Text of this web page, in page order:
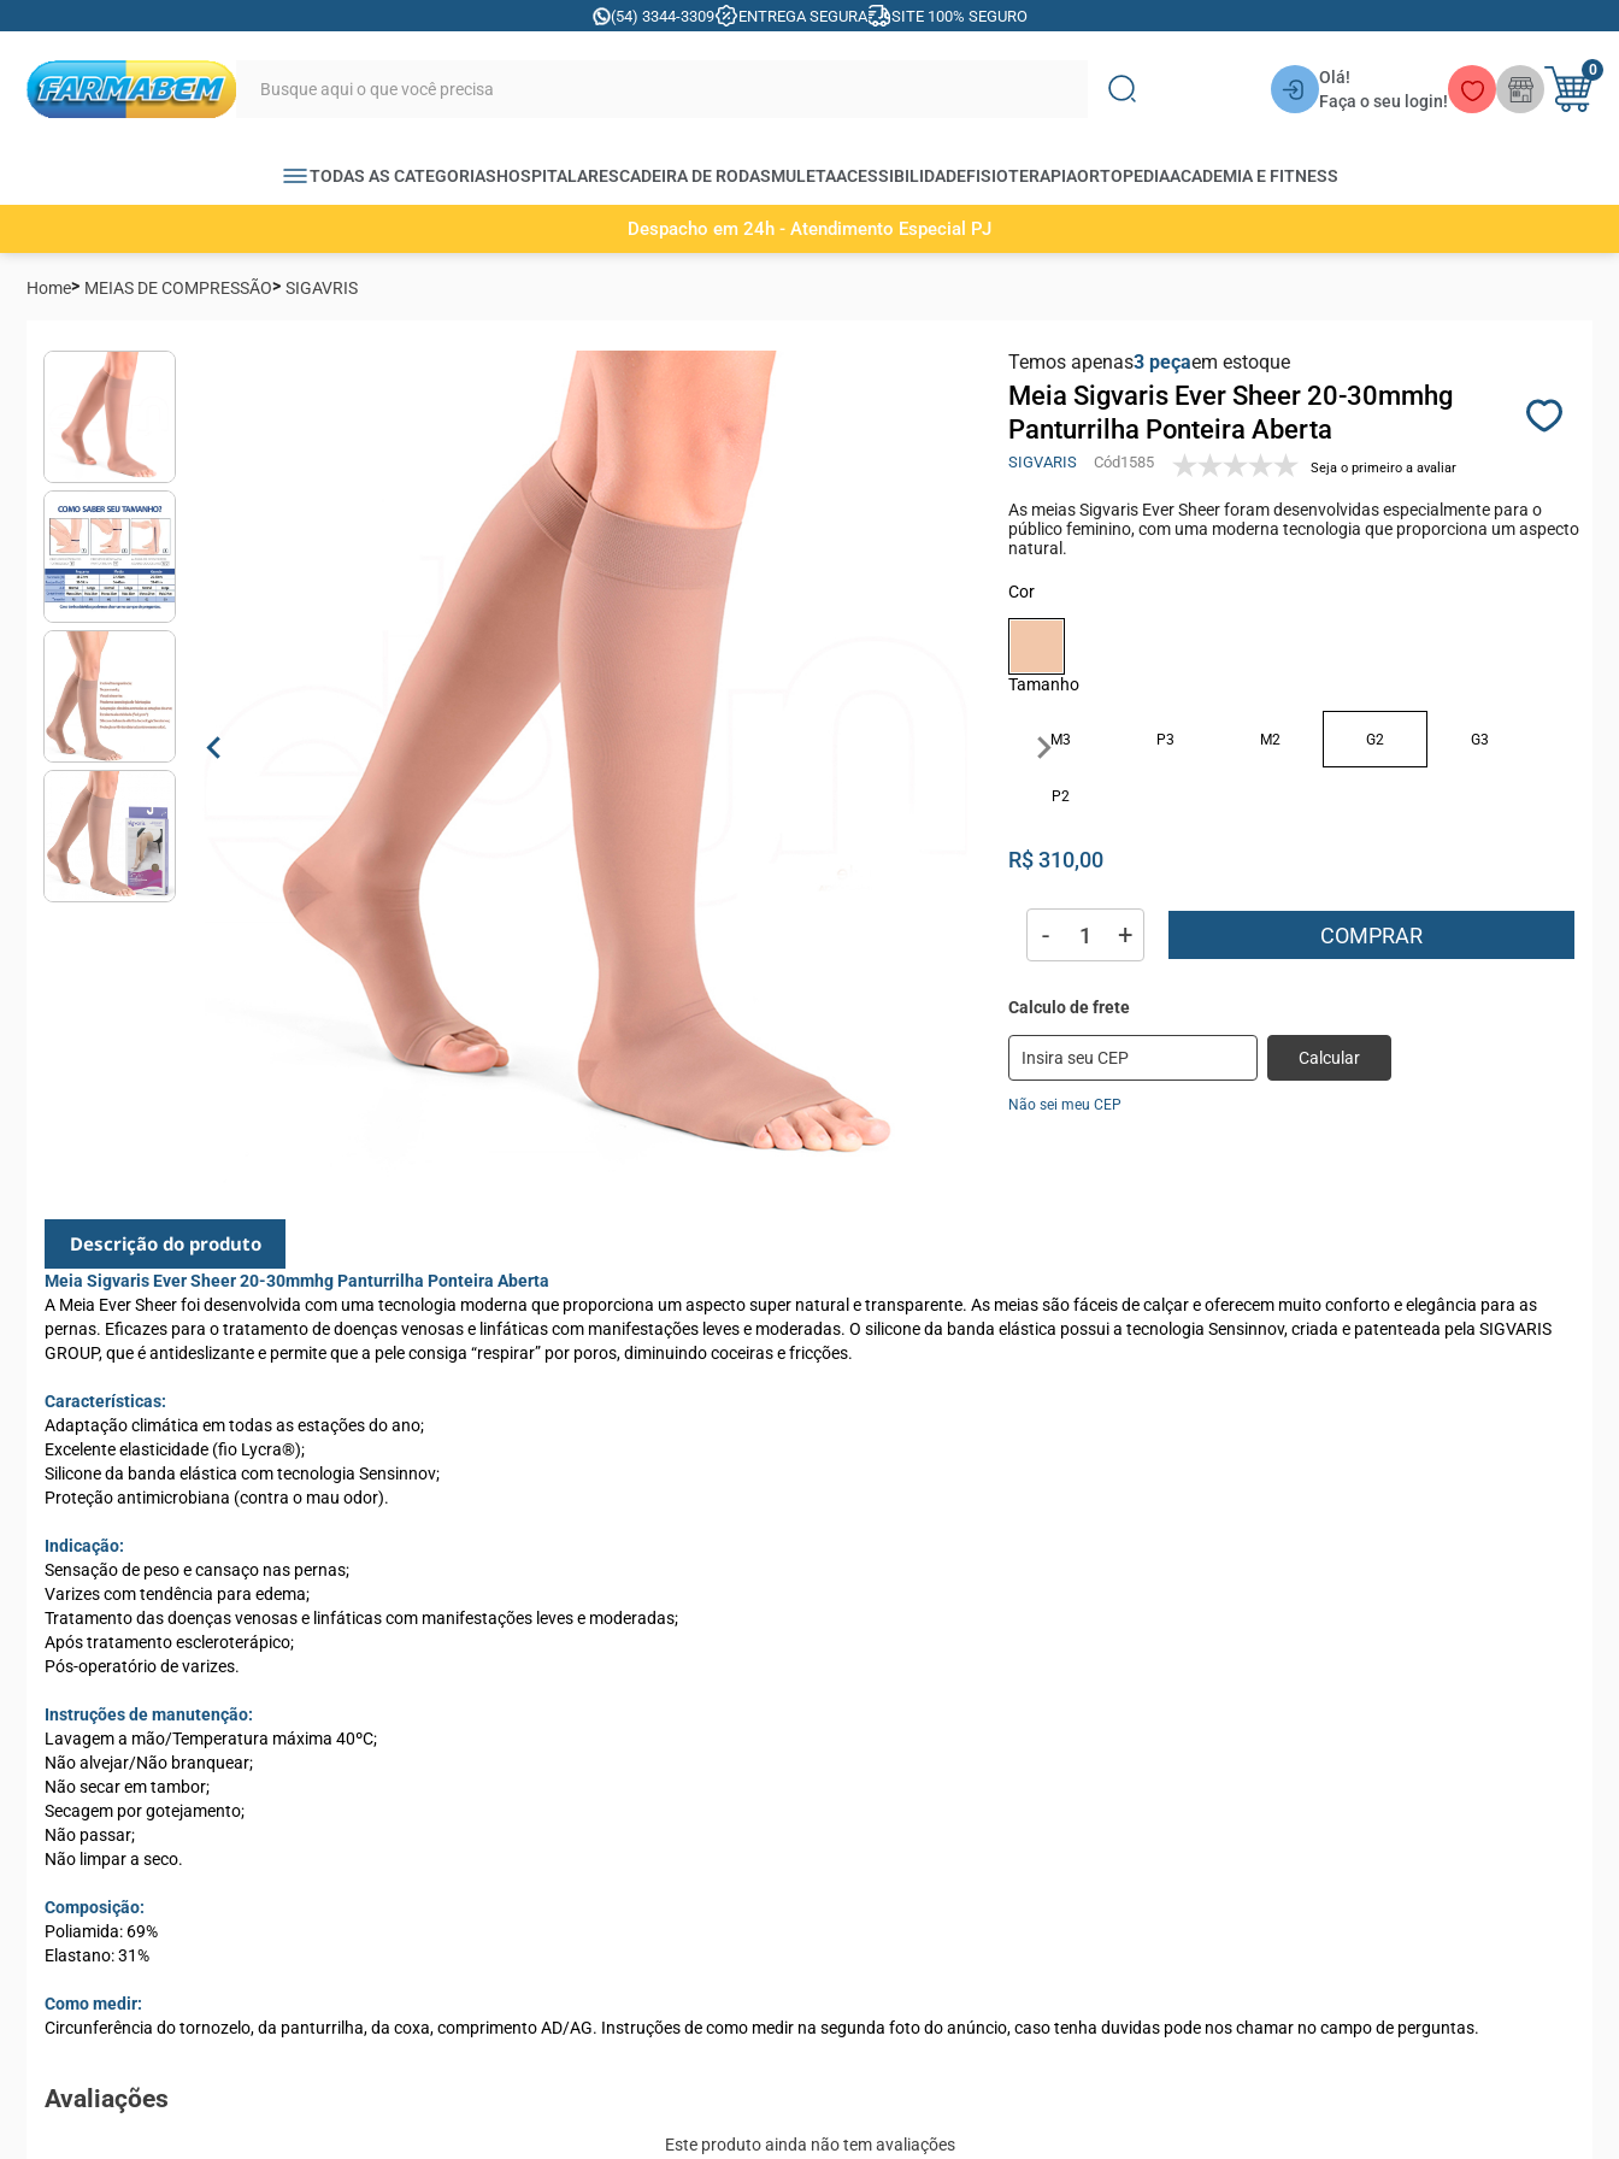
(54) 3344-3309 ENTREGA SEGURA SITE 100% SEGURO
Olá!
Faça o seu login!
0
TODAS AS CATEGORIASHOSPITALARESCADEIRA DE RODASMULETAACESSIBILIDADEFISIOTERAPIAORTOPEDIAACADEMIA E FITNESS
Despacho em 24h - Atendimento Especial PJ
Home MEIAS DE COMPRESSÃO SIGAVRIS
Temos apenas3 em estoque
Meia Sigvaris Ever Sheer 20-30mmhg
Panturrilha Ponteira Aberta
SIGVARIS 1585 Seja o primeiro a avaliar
As meias Sigvaris Ever Sheer foram desenvolvidas especialmente para o
público feminino, com uma moderna tecnologia que proporciona um aspecto
natural.
Cor
Tamanho
M3 P3 M2 G2 G3
P2
R$ 310,00
- + COMPRAR
Calcular
Não sei meu CEP
Descrição do produto
Meia Sigvaris Ever Sheer 20-30mmhg Panturrilha Ponteira Aberta
A Meia Ever Sheer foi desenvolvida com uma tecnologia moderna que proporciona um aspecto super natural e transparente. As meias são fáceis de calçar e oferecem muito conforto e elegância para as
pernas. Eficazes para o tratamento de doenças venosas e linfáticas com manifestações leves e moderadas. O silicone da banda elástica possui a tecnologia Sensinnov, criada e patenteada pela SIGVARIS
GROUP, que é antideslizante e permite que a pele consiga “respirar” por poros, diminuindo coceiras e fricções.
Características:
Adaptação climática em todas as estações do ano;
Excelente elasticidade (fio Lycra®);
Silicone da banda elástica com tecnologia Sensinnov;
Proteção antimicrobiana (contra o mau odor).
Indicação:
Sensação de peso e cansaço nas pernas;
Varizes com tendência para edema;
Tratamento das doenças venosas e linfáticas com manifestações leves e moderadas;
Após tratamento escleroterápico;
Pós-operatório de varizes.
Instruções de manutenção:
Lavagem a mão/Temperatura máxima 40ºC;
Não alvejar/Não branquear;
Não secar em tambor;
Secagem por gotejamento;
Não passar;
Não limpar a seco.
Composição:
Poliamida: 69%
Elastano: 31%
Como medir:
Circunferência do tornozelo, da panturrilha, da coxa, comprimento AD/AG. Instruções de como medir na segunda foto do anúncio, caso tenha duvidas pode nos chamar no campo de perguntas.
Avaliações
Este produto ainda não tem avaliações